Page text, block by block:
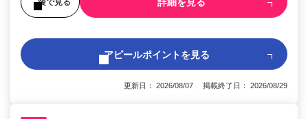
詳細を見る
アピールポイントを見る
更新日： 2026/08/07 掲載終了日： 2026/08/29